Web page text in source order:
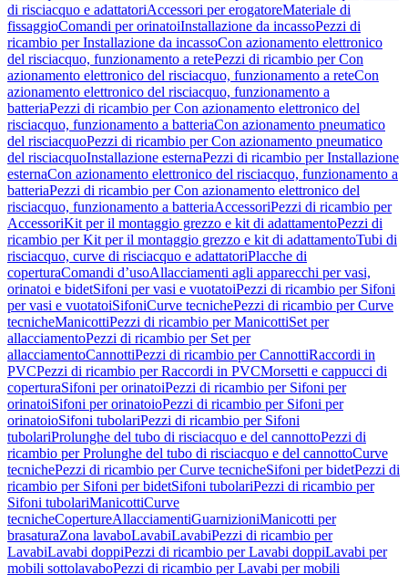
di risciacquo e adattatoriAccessori per erogatoreMateriale di
fissaggioComandi per orinatoiInstallazione da incassoPezzi di
ricambio per Installazione da incassoCon azionamento elettronico
del risciacquo, funzionamento a retePezzi di ricambio per Con
azionamento elettronico del risciacquo, funzionamento a reteCon
azionamento elettronico del risciacquo, funzionamento a
batteriaPezzi di ricambio per Con azionamento elettronico del
risciacquo, funzionamento a batteriaCon azionamento pneumatico
del risciacquoPezzi di ricambio per Con azionamento pneumatico
del risciacquoInstallazione esternaPezzi di ricambio per Installazione
esternaCon azionamento elettronico del risciacquo, funzionamento a
batteriaPezzi di ricambio per Con azionamento elettronico del
risciacquo, funzionamento a batteriaAccessoriPezzi di ricambio per
AccessoriKit per il montaggio grezzo e kit di adattamentoPezzi di
ricambio per Kit per il montaggio grezzo e kit di adattamentoTubi di
risciacquo, curve di risciacquo e adattatoriPlacche di
coperturaComandi d’usoAllacciamenti agli apparecchi per vasi,
orinatoi e bidetSifoni per vasi e vuotatoiPezzi di ricambio per Sifoni
per vasi e vuotatoiSifoniCurve tecnichePezzi di ricambio per Curve
tecnicheManicottiPezzi di ricambio per ManicottiSet per
allacciamentoPezzi di ricambio per Set per
allacciamentoCannottiPezzi di ricambio per CannottiRaccordi in
PVCPezzi di ricambio per Raccordi in PVCMorsetti e cappucci di
coperturaSifoni per orinatoiPezzi di ricambio per Sifoni per
orinatoiSifoni per orinatoioPezzi di ricambio per Sifoni per
orinatoioSifoni tubolariPezzi di ricambio per Sifoni
tubolariProlunghe del tubo di risciacquo e del cannottoPezzi di
ricambio per Prolunghe del tubo di risciacquo e del cannottoCurve
tecnichePezzi di ricambio per Curve tecnicheSifoni per bidetPezzi di
ricambio per Sifoni per bidetSifoni tubolariPezzi di ricambio per
Sifoni tubolariManicottiCurve
tecnicheCopertureAllacciamentiGuarnizioniManicotti per
brasaturaZona lavaboLavabiLavabiPezzi di ricambio per
LavabiLavabi doppiPezzi di ricambio per Lavabi doppiLavabi per
mobili sottolavaboPezzi di ricambio per Lavabi per mobili